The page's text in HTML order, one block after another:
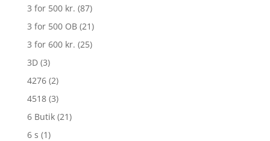
3 for 500 kr. (87)
3 for 500 OB (21)
3 for 600 kr. (25)
3D (3)
4276 (2)
4518 (3)
6 Butik (21)
6 s (1)